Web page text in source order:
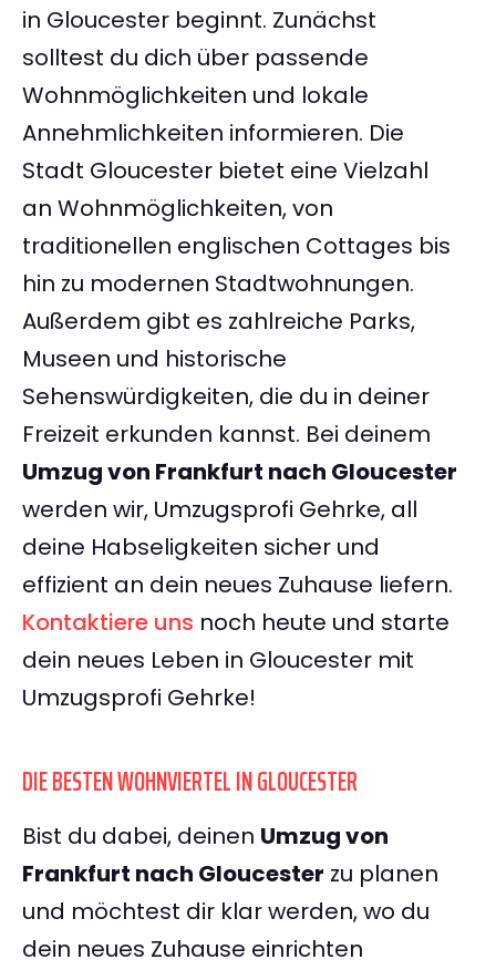
in Gloucester beginnt. Zunächst
solltest du dich über passende
Wohnmöglichkeiten und lokale
Annehmlichkeiten informieren. Die
Stadt Gloucester bietet eine Vielzahl
an Wohnmöglichkeiten, von
traditionellen englischen Cottages bis
hin zu modernen Stadtwohnungen.
Außerdem gibt es zahlreiche Parks,
Museen und historische
Sehenswürdigkeiten, die du in deiner
Freizeit erkunden kannst. Bei deinem
Umzug von Frankfurt nach Gloucester
werden wir, Umzugsprofi Gehrke, all
deine Habseligkeiten sicher und
effizient an dein neues Zuhause liefern.
Kontaktiere uns noch heute und starte
dein neues Leben in Gloucester mit
Umzugsprofi Gehrke!
DIE BESTEN WOHNVIERTEL IN GLOUCESTER
Bist du dabei, deinen Umzug von
Frankfurt nach Gloucester zu planen
und möchtest dir klar werden, wo du
dein neues Zuhause einrichten